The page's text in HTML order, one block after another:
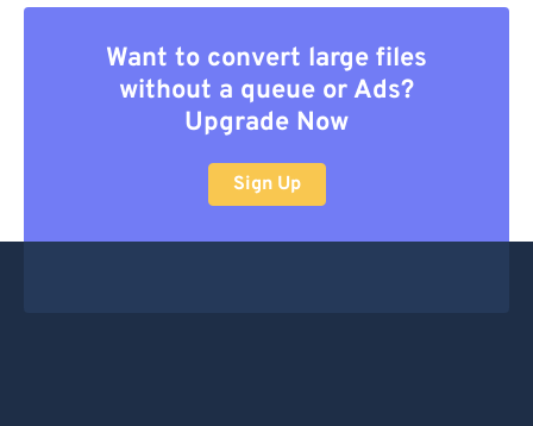
Want to convert large files
without a queue or Ads?
Upgrade Now
Sign Up